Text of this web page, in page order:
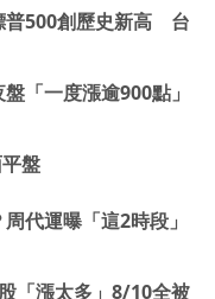
普500創歷史新高 台
「一度漲逾900點」
盤
代運曝「這2時段」
「漲太多」8/10全被